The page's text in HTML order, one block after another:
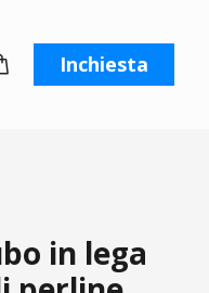
Inchiesta
in lega